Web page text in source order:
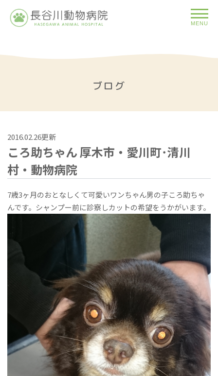
MENU
ブログ
2016.02.26更新
ころ助ちゃん 厚木市・愛川町･清川
村・動物病院
7歳3ヶ月のおとなしくて可愛いワンちゃん男の子ころ助ちゃ
んです。シャンプー前に診察しカットの希望をうかがいます。